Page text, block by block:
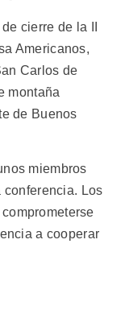
cierre de la II
Americanos,
Carlos de
montaña
de Buenos
miembros
Los
a cooperar